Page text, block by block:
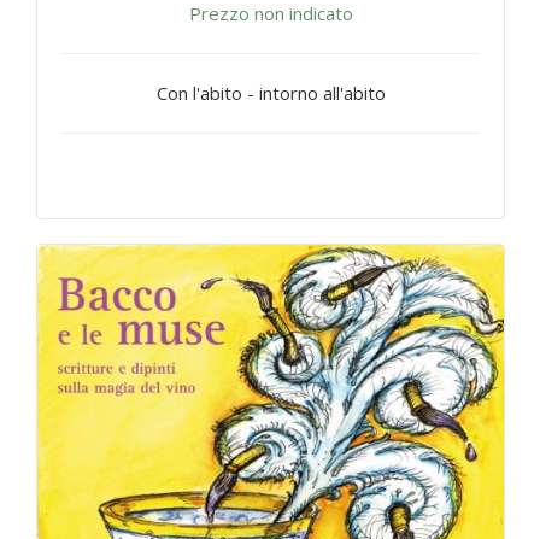
Prezzo non indicato
Con l'abito - intorno all'abito